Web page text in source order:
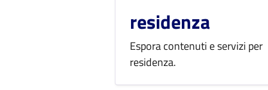
residenza
Espora contenuti e servizi per
residenza.